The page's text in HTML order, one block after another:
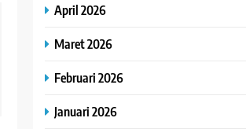
April 2026
Maret 2026
Februari 2026
Januari 2026